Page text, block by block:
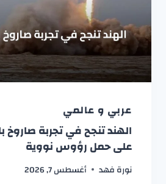
عربي و عالمي
الهند تنجح في تجربة صاروخ
على حمل رؤوس نووية
نورة فهد أغسطس 7, 2026